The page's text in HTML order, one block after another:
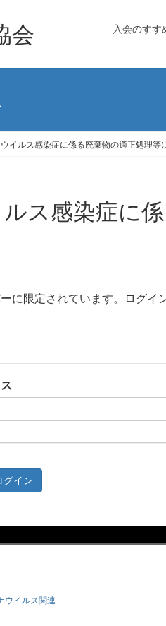
入会のすす
イルス感染症に係る廃棄物の適正処理等
に限定されています。ログイ
ウイルス関連